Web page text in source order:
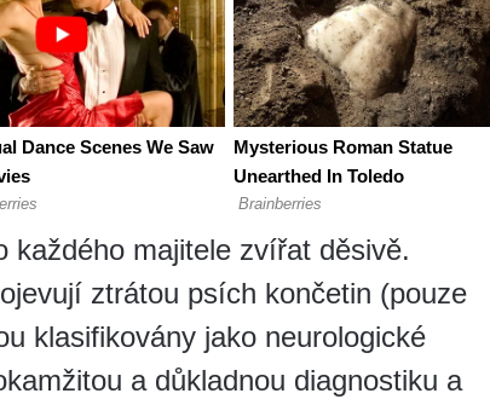
každého majitele zvířat děsivě.
ztrátou psích končetin (pouze
klasifikovány jako neurologické
a důkladnou diagnostiku a